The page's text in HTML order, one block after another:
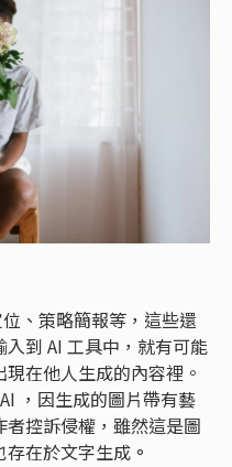
、策略簡報等，這些還
到 AI 工具中，就有可能
在他人生成的內容裡。
，因生成的圖片帶有藝
控訴侵權，雖然這是圖
存在於文字生成 。